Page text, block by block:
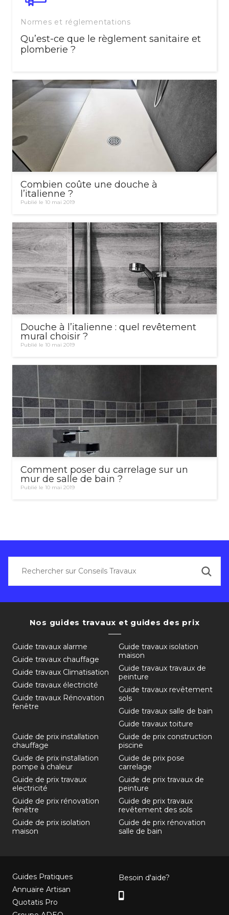
Normes et réglementations
Qu’est-ce que le règlement sanitaire et
plomberie ?
Combien coûte une douche à
l’italienne ?
Publié le 10 mai 2019
Douche à l’italienne : quel revêtement
mural choisir ?
Publié le 10 mai 2019
Comment poser du carrelage sur un
mur de salle de bain ?
Publié le 10 mai 2019
Nos guides travaux et guides des prix
Guide travaux alarme
Guide travaux chauffage
Guide travaux Climatisation
Guide travaux électricité
Guide travaux Rénovation
fenêtre
Guide travaux isolation
maison
Guide travaux travaux de
peinture
Guide travaux revêtement
sols
Guide travaux salle de bain
Guide travaux toiture
Guide de prix installation
chauffage
Guide de prix installation
pompe à chaleur
Guide de prix travaux
electricité
Guide de prix rénovation
fenêtre
Guide de prix isolation
maison
Guide de prix construction
piscine
Guide de prix pose
carrelage
Guide de prix travaux de
peinture
Guide de prix travaux
revêtement des sols
Guide de prix rénovation
salle de bain
Guides Pratiques
Annuaire Artisan
Quotatis Pro
Besoin d'aide?